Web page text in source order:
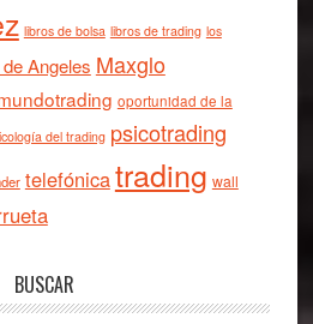
libros de bolsa libros de trading los
Angeles Maxglo
oportunidad de la
del trading psicotrading
telefónicatrading wall
BUSCAR